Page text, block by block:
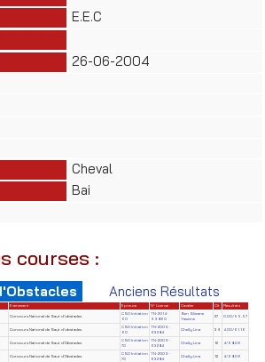
E.E.C
26-06-2004
Cheval
Bai
courses :
Anciens Résultats
Evènement Epreuve N° License Cavalier Clt
Résultats
Concours National de Saut d'obstacles
CSO Initiation
60
TN-2014-
99860
Ben Slimane
Yasmine
27 0.00/55.57
Concours National de Saut d'obstacles
CSO Initiation
60
TN-2009-
63284
Chelly Lina 39 4.00/61.16
Concours National de Saut d'Obstacles
CSO Initiation
70
TN-2009-
63284
Chelly Lina 12 4/68.06
Concours National de Saut d'Obstacles
CSO Initiation
70
TN-2009-
63284
Chelly Lina 12 4/68.06